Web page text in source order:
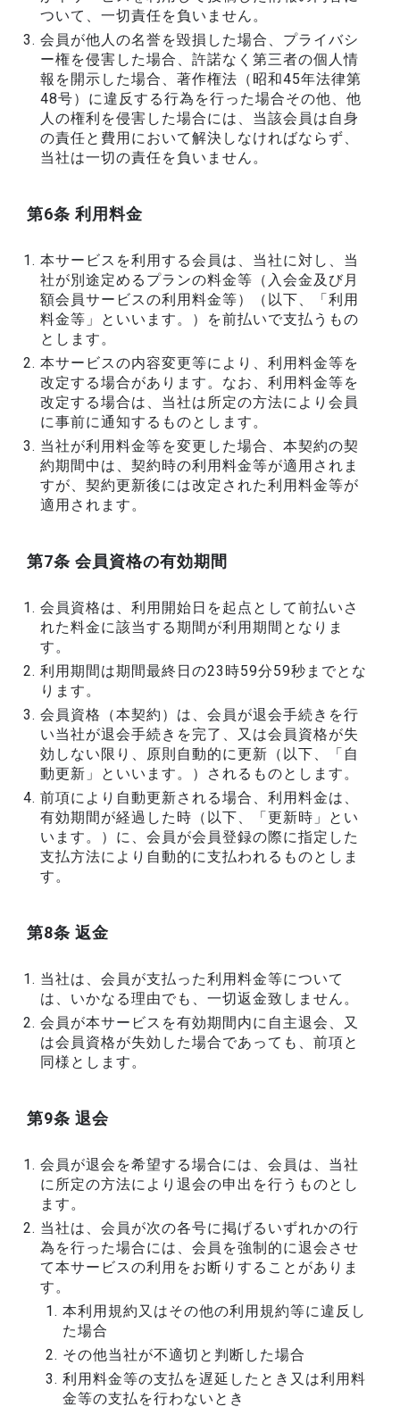
ついて、一切責任を負いません。
会員が他人の名誉を毀損した場合、プライバシ
ー権を侵害した場合、許諾なく第三者の個人情
報を開示した場合、著作権法（昭和45年法律第
48号）に違反する行為を行った場合その他、他
人の権利を侵害した場合には、当該会員は自身
の責任と費用において解決しなければならず、
当社は一切の責任を負いません。
第6条 利用料金
本サービスを利用する会員は、当社に対し、当
社が別途定めるプランの料金等（入会金及び月
額会員サービスの利用料金等）（以下、「利用
料金等」といいます。）を前払いで支払うもの
とします。
本サービスの内容変更等により、利用料金等を
改定する場合があります。なお、利用料金等を
改定する場合は、当社は所定の方法により会員
に事前に通知するものとします。
当社が利用料金等を変更した場合、本契約の契
約期間中は、契約時の利用料金等が適用されま
すが、契約更新後には改定された利用料金等が
適用されます。
第7条 会員資格の有効期間
会員資格は、利用開始日を起点として前払いさ
れた料金に該当する期間が利用期間となりま
す。
利用期間は期間最終日の23時59分59秒までとな
ります。
会員資格（本契約）は、会員が退会手続きを行
い当社が退会手続きを完了、又は会員資格が失
効しない限り、原則自動的に更新（以下、「自
動更新」といいます。）されるものとします。
前項により自動更新される場合、利用料金は、
有効期間が経過した時（以下、「更新時」とい
います。）に、会員が会員登録の際に指定した
支払方法により自動的に支払われるものとしま
す。
第8条 返金
当社は、会員が支払った利用料金等について
は、いかなる理由でも、一切返金致しません。
会員が本サービスを有効期間内に自主退会、又
は会員資格が失効した場合であっても、前項と
同様とします。
第9条 退会
会員が退会を希望する場合には、会員は、当社
に所定の方法により退会の申出を行うものとし
ます。
当社は、会員が次の各号に掲げるいずれかの行
為を行った場合には、会員を強制的に退会させ
て本サービスの利用をお断りすることがありま
す。
本利用規約又はその他の利用規約等に違反し
た場合
その他当社が不適切と判断した場合
利用料金等の支払を遅延したとき又は利用料
金等の支払を行わないとき